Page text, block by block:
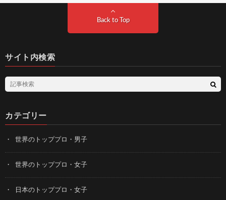
Back to Top
サイト内検索
カテゴリー
世界のトッププロ・男子
世界のトッププロ・女子
日本のトッププロ・女子